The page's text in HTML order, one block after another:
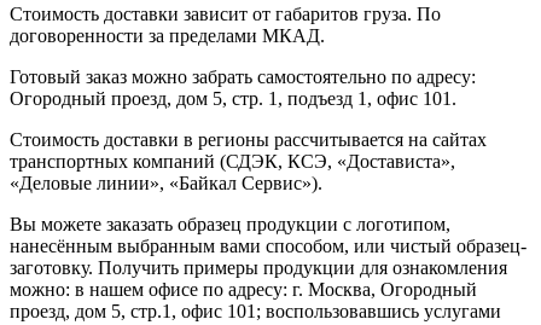
Стоимость доставки зависит от габаритов груза. По
договоренности за пределами МКАД.
Готовый заказ можно забрать самостоятельно по адресу:
Огородный проезд, дом 5, стр. 1, подъезд 1, офис 101.
Стоимость доставки в регионы рассчитывается на сайтах
транспортных компаний (СДЭК, КСЭ, «Достависта»,
«Деловые линии», «Байкал Сервис»).
Вы можете заказать образец продукции с логотипом,
нанесённым выбранным вами способом, или чистый образец-
заготовку. Получить примеры продукции для ознакомления
можно: в нашем офисе по адресу: г. Москва, Огородный
проезд, дом 5, стр.1, офис 101; воспользовавшись услугами